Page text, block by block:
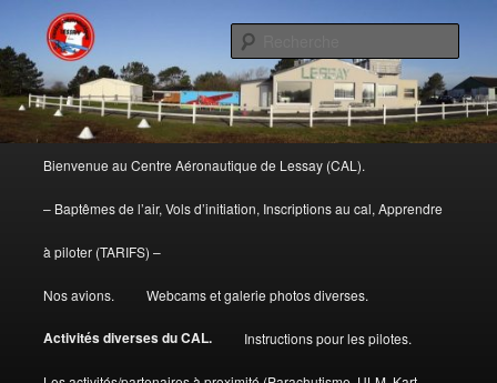
contenu
principalCAL
centre aéronautique de Lessay
principal
Bienvenue au Centre Aéronautique de Lessay (CAL).
– Baptêmes de l’air, Vols d’initiation, Inscriptions au cal, Apprendre
à piloter (TARIFS) –
Nos avions. Webcams et galerie photos diverses.
Activités diverses du CAL. Instructions pour les pilotes.